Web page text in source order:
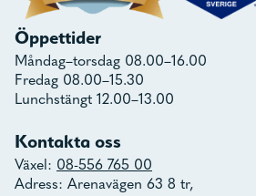
Öppettider
Måndag–torsdag 08.00–16.00
Fredag 08.00–15.30
Lunchstängt 12.00–13.00
Kontakta oss
Växel: 08-556 765 00
Adress: Arenavägen 63 8 tr,